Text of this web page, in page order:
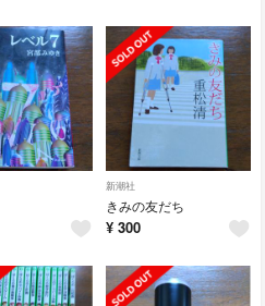
新潮社
きみの友だち
¥ 300